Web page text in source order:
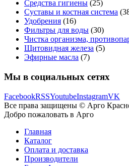
Средства гигиены (25)
Суставы и костная система
Удобрения (16)
Фильтры для воды (30)
Чистка организма,
Щитовидная железа (5)
Эфирные масла (7)
Мы в социальных сетях
FacebookRSSYoutubeInstagramVK
Все права защищены © Арго
Добро пожаловать в Арго
Главная
Каталог
Оплата и доставка
Производители